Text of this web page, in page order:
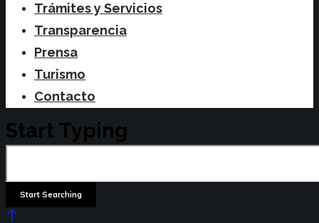
Trámites y Servicios
Transparencia
Prensa
Turismo
Contacto
Start Typing